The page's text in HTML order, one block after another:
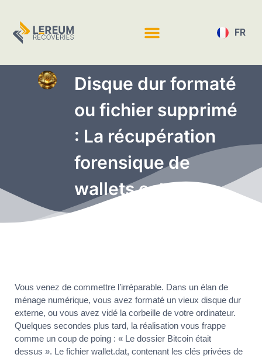
FR
EN
Disque dur formaté
ou fichier supprimé
: La récupération
forensique de
wallets est-elle
possible ?
Vous venez de commettre l’irréparable. Dans un élan de
ménage numérique, vous avez formaté un vieux disque dur
externe, ou vous avez vidé la corbeille de votre ordinateur.
Quelques secondes plus tard, la réalisation vous frappe
comme un coup de poing : « Le dossier Bitcoin était
dessus ». Le fichier wallet.dat, contenant les clés privées de